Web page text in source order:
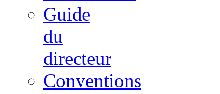
Guide
du
directeur
Conventions